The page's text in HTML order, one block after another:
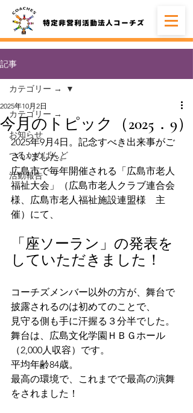
記事
カテゴリー →
お知らせ
つるかめばんど
活動報告
カテゴリー →
今月のトピック（2025．9）
2025年10月2日
2025年9月4日。記念すべき出来事がご
ざいました。
広島市で毎年開催される「広島市老人
福祉大会」（広島市老人クラブ連合会
様、広島市老人福祉施設連盟様　主
催）にて、
「座ソーラン」の発表を
していただきました！
コーチズメンバー以外の方が、舞台で
披露されるのは初めてのことで、
見守る側も手に汗握る３分半でした。
舞台は、広島文化学園ＨＢＧホール
（2,000人収容）です。
平均年齢84歳。
最高の環境で、これまでで最高の演舞
をされました！